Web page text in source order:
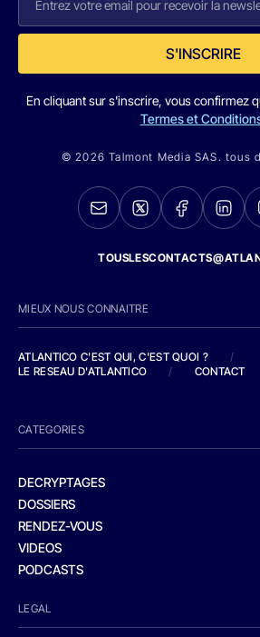
S'INSCRIRE
En cliquant sur s'inscrire, vous confirmez
Termes et
© 2026 Talmont Media SAS. tous
MIEUX NOUS CONNAITRE
ATLANTICO C'EST QUI, C'EST QUOI ?
/
LE RESEAU D'ATLANTICO
/ CONTACT
CATEGORIES
DECRYPTAGES
DOSSIERS
RENDEZ-VOUS
VIDEOS
PODCASTS
LEGAL